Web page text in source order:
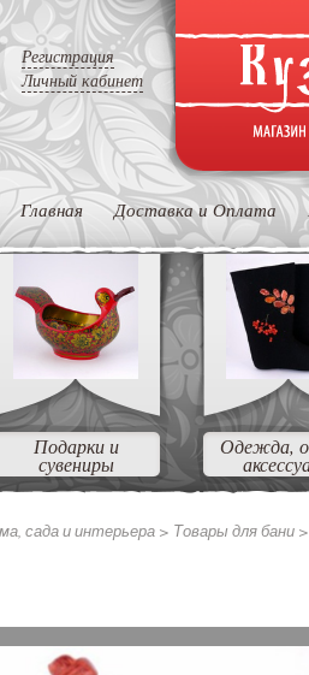
Регистрация
Личный кабинет
Главная Доставка и Оплата
Подарки и
сувениры
Одежда,
сада и интерьера > Товары для бани